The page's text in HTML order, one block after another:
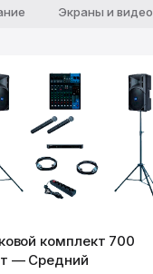
Экраны и видео
комплект 700
— Средний